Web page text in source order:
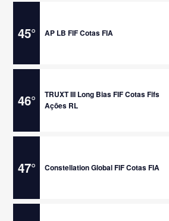
45° AP LB FIF Cotas FIA
46°
TRUXT III Long Bias FIF Cotas Fifs
Ações RL
47° Constellation Global FIF Cotas FIA